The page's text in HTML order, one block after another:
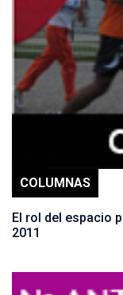
COLUMNAS
El rol del espacio
2011